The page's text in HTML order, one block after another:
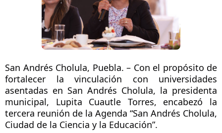
San Andrés Cholula, Puebla. – Con el propósito de
fortalecer la vinculación con universidades
asentadas en San Andrés Cholula, la presidenta
municipal, Lupita Cuautle Torres, encabezó la
tercera reunión de la Agenda “San Andrés Cholula,
Ciudad de la Ciencia y la Educación”.